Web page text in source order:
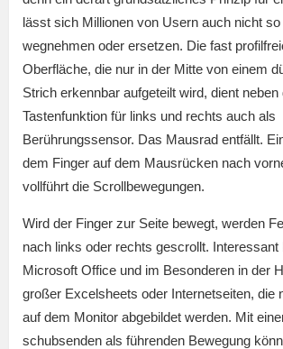
lässt sich Millionen von Usern auch nicht
wegnehmen oder ersetzen. Die fast
Oberfläche, die nur in der Mitte von einem
Strich erkennbar aufgeteilt wird, dient
Tastenfunktion für links und rechts auch als
Berührungssensor. Das Mausrad entfällt.
dem Finger auf dem Mausrücken nach
vollführt die Scrollbewegungen.
Wird der Finger zur Seite bewegt, werden
nach links oder rechts gescrollt. Interessant
Microsoft Office und im Besonderen in der
großer Excelsheets oder Internetseiten, die
auf dem Monitor abgebildet werden. Mit
schubsenden als führenden Bewegung